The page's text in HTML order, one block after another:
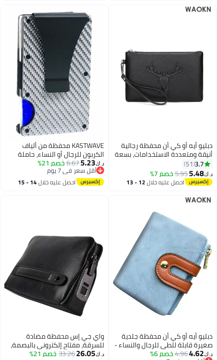
أن محفظة رجالية
الاستخدامات، بسعة
مغلف بنقشة رأس
ترفيهية،
بنقشة رأس غزال،
الملمس.
خصم 7%
عليه خلال 12 - 13
KASTWAVE محفظة من ألياف
الكربون للرجال أو النساء، حاملة
بطاقات ائتمان بسيطة مع حماية من
5.23 خصم 21%
أقل سعر في 7 يوماحصل عليه خلال 14 - 15
أن محفظة جلدية
للرجال والنساء -
محفظة رفيعة مزودة بحجب RFID خصم 6%
واي جي إس محفظة مضادة
للسرقة، مفتاح إلكتروني بالبصمة،
جلد أصلي مع سحاب، حقيبة يد
26.05
33.26خصم 21%